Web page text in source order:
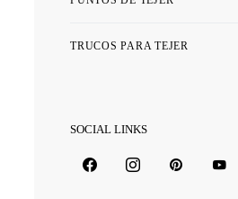
TRUCOS PARA TEJER
SOCIAL LINKS